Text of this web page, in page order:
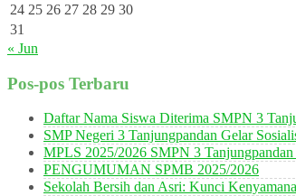
24 25 26 27 28 29 30
31
« Jun
Pos-pos Terbaru
Daftar Nama Siswa Diterima SMPN 3
SMP Negeri 3 Tanjungpandan Gelar
MPLS 2025/2026 SMPN 3
PENGUMUMAN SPMB 2025/2026
Sekolah Bersih dan Asri: Kunci